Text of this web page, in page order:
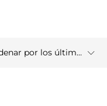
Ordenar por los últimos